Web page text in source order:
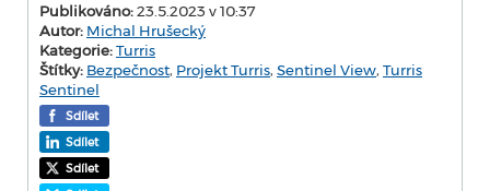
Publikováno:23.5.2023 v 10:37
Autor: Michal Hrušecký
Kategorie:Turris
Štítky: Bezpečnost, Projekt Turris, Sentinel View, Turris
Sentinel
Sdílet
Sdílet
Sdílet